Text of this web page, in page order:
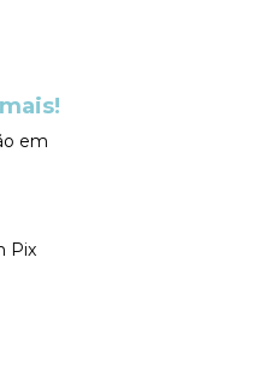
em
Pix